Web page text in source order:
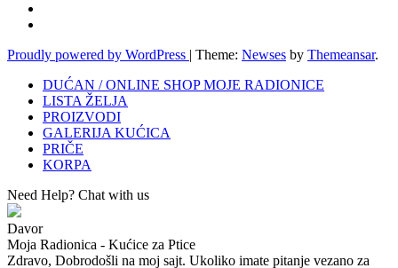
Proudly powered by WordPress | Theme: Newses by Themeansar.
DUĆAN / ONLINE SHOP MOJE RADIONICE
LISTA ŽELJA
PROIZVODI
GALERIJA KUĆICA
PRIČE
KORPA
Need Help? Chat with us
Davor
Moja Radionica - Kućice za Ptice
Zdravo, Dobrodošli na moj sajt. Ukoliko imate pitanje vezano za